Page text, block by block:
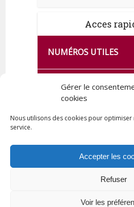
Gérer le
cookies
Nous utilisons des cookies pour
service.
Accepter les
Refuser
Voir les
Acces
NUMÉROS UTILES
CA SE PASSE À
DE QUINGEY
Tous droits réservés © 2023